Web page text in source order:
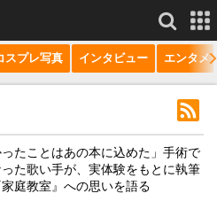
もっと見る
スプレ写真 インタビュー エンタメ
ったことはあの本に込めた」手術で
た歌い手が、実体験をもとに執筆
庭教室』への思いを語る